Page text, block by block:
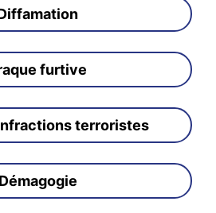
furtive
terroristes
Démagogie